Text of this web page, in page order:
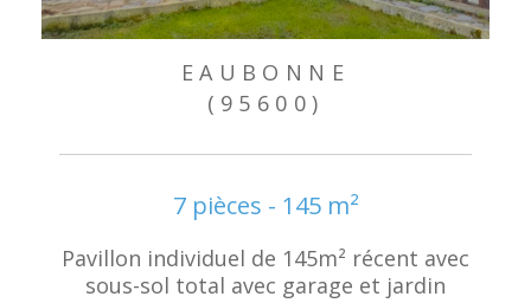
EAUBONNE
(95600)
7 pièces - 145 m²
Pavillon individuel de 145m² récent avec
sous-sol total avec garage et jardin